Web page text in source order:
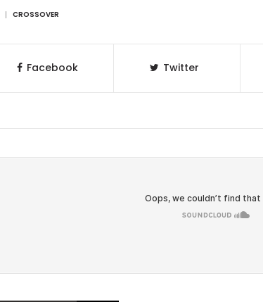
CROSSOVER
Facebook Twitter